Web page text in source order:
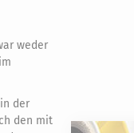
weder
der
den mit